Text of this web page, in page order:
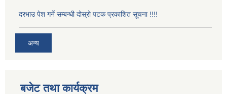
दरभाउ पेश गर्ने सम्बन्धी दोस्रो पटक प्रकाशित सूचना !!!!
अन्य
बजेट तथा कार्यक्रम